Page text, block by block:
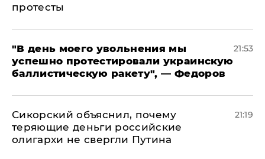
протесты
​"В день моего увольнения мы
успешно протестировали украинскую
баллистическую ракету", — Федоров
21:53
Сикорский объяснил, почему
теряющие деньги российские
олигархи не свергли Путина
21:19